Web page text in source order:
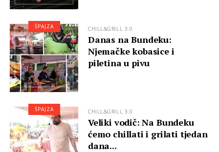
CHILL&GRILL 3.0
Danas na Bundeku:
Njemačke kobasice i
piletina u pivu
ŠPAJZA
CHILL&GRILL 3.0
Veliki vodič: Na Bundeku
ćemo chillati i grilati tjedan
dana...
ŠPAJZA